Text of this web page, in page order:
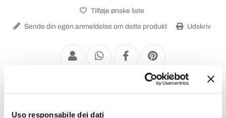
Uso responsabile dei dati
Tilføje ønske liste
Sende din egen anmeldelse om dette produkt Udskriv